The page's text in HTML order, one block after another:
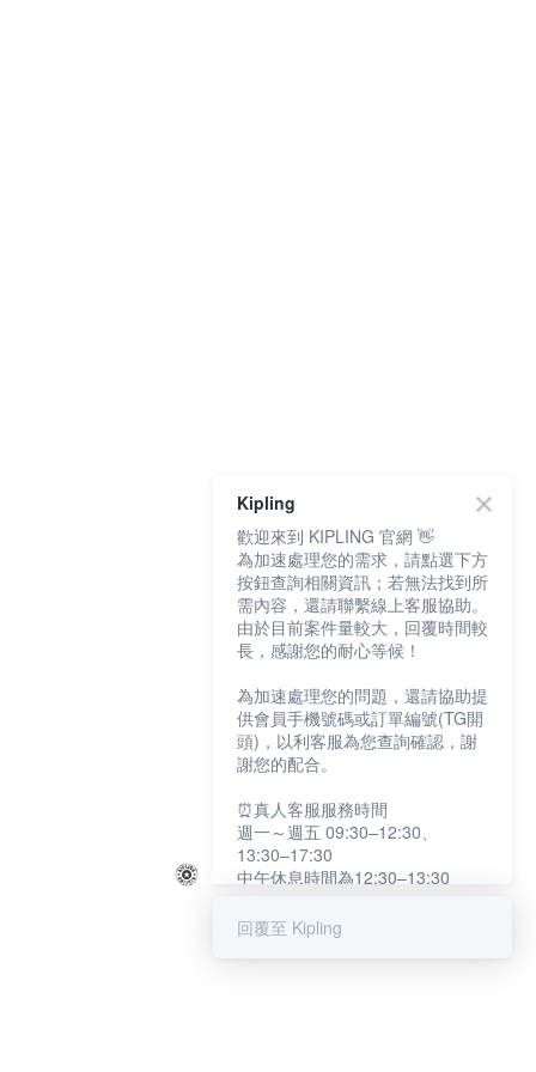
Kipling
歡迎來到 KIPLING 官網 👋
為加速處理您的需求，請點選下方
按鈕查詢相關資訊；若無法找到所
需內容，還請聯繫線上客服協助。
由於目前案件量較大，回覆時間較
長，感謝您的耐心等候！
為加速處理您的問題，還請協助提
供會員手機號碼或訂單編號(TG開
頭)，以利客服為您查詢確認，謝
謝您的配合。
⏰真人客服服務時間
週一～週五 09:30–12:30、
13:30–17:30
中午休息時間為12:30–13:30
提醒您：系統會自動已讀訊息，如
回覆至 Kipling